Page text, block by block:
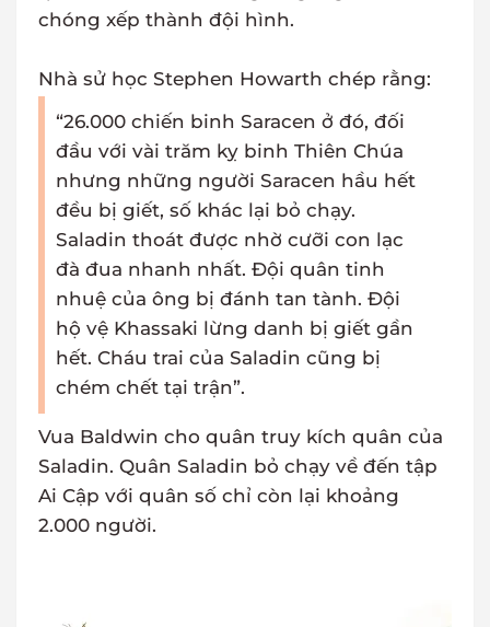
chóng xếp thành đội hình.
Nhà sử học Stephen Howarth chép rằng:
“26.000 chiến binh Saracen ở đó, đối
đầu với vài trăm kỵ binh Thiên Chúa
nhưng những người Saracen hầu hết
đều bị giết, số khác lại bỏ chạy.
Saladin thoát được nhờ cưỡi con lạc
đà đua nhanh nhất. Đội quân tinh
nhuệ của ông bị đánh tan tành. Đội
hộ vệ Khassaki lừng danh bị giết gần
hết. Cháu trai của Saladin cũng bị
chém chết tại trận”.
Vua Baldwin cho quân truy kích quân của
Saladin. Quân Saladin bỏ chạy về đến tập
Ai Cập với quân số chỉ còn lại khoảng
2.000 người.